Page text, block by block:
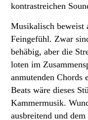
kontrastreichen
Musikalisch beweist
Feingefühl. Zwar
behäbig, aber die
loten im
anmutenden Chords
Beats wäre dieses
Kammermusik.
ausbreitend und dem